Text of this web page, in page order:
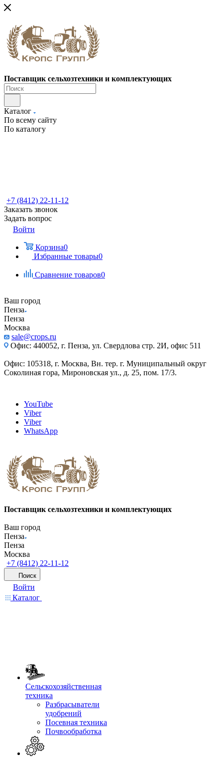
Поставщик сельхозтехники и комплектующих
Каталог
По всему сайту
По каталогу
+7 (8412) 22-11-12
Заказать звонок
Задать вопрос
Войти
Корзина0
Избранные товары0
Сравнение товаров0
Ваш город
Пенза
Пенза
Москва
sale@crops.ru
Офис: 440052, г. Пенза, ул. Свердлова стр. 2И, офис 511
Офис: 105318, г. Москва, Вн. тер. г. Муниципальный округ
Соколиная гора, Мироновская ул., д. 25, пом. 17/3.
YouTube
Viber
Viber
WhatsApp
Поставщик сельхозтехники и комплектующих
Ваш город
Пенза
Пенза
Москва
+7 (8412) 22-11-12
Поиск
Войти
Каталог
Сельскохозяйственная
техника
Разбрасыватели
удобрений
Посевная техника
Почвообработка